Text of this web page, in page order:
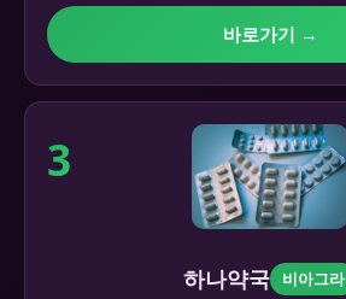
바로가기 →
3
하나약국 비아그라